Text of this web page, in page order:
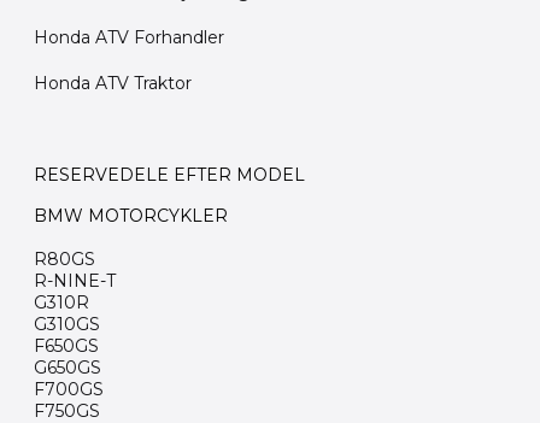
Honda ATV Forhandler
Honda ATV Traktor
RESERVEDELE EFTER MODEL
BMW MOTORCYKLER
R80GS
R-NINE-T
G310R
G310GS
F650GS
G650GS
F700GS
F750GS